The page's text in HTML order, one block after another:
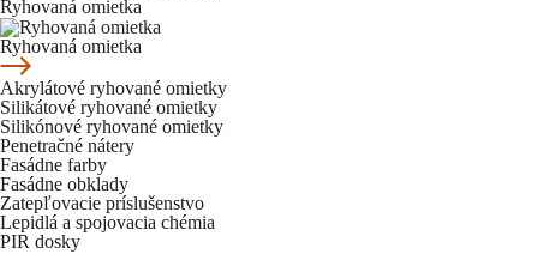
Ryhovaná omietka
Ryhovaná omietka
Akrylátové ryhované omietky
Silikátové ryhované omietky
Silikónové ryhované omietky
Penetračné nátery
Fasádne farby
Fasádne obklady
Zatepľovacie príslušenstvo
Lepidlá a spojovacia chémia
PIR dosky